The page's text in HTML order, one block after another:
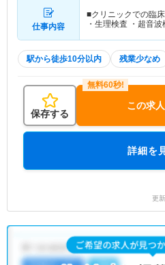
仕事内容
■クリニックでの臨
・生理検査 ・超音波
駅から徒歩10分以内 残業少なめ
保存する
この求
詳細を
更